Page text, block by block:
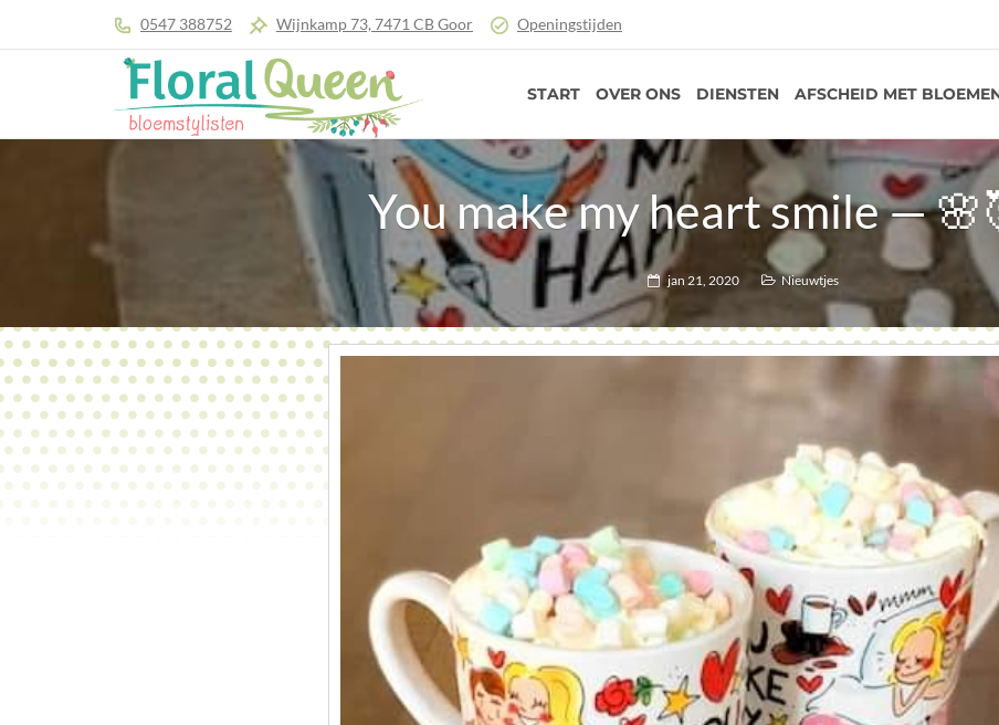
0547 388752 Wijnkamp 73, 7471 CB Goor Openingstijden
START OVER ONS DIENSTEN AFSCHEID MET
You make my heart smile —
jan 21, 2020 Nieuwtjes